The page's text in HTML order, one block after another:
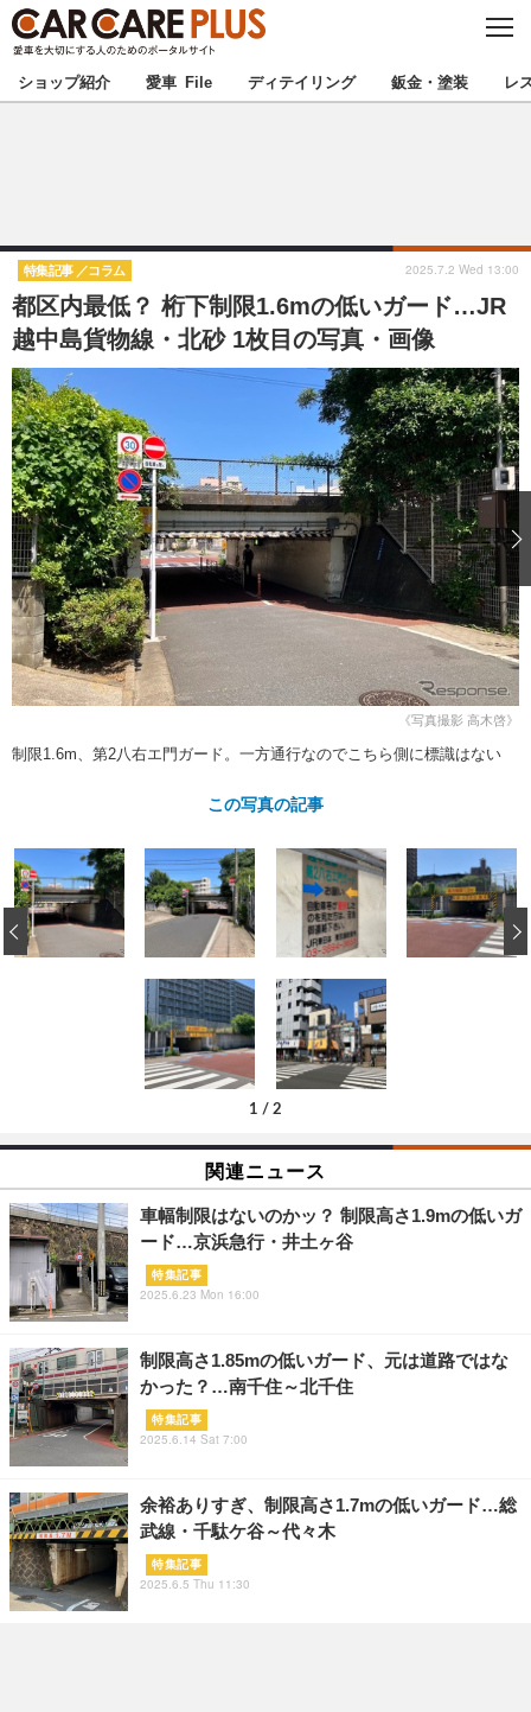
C
S
E
★カーケアプラス認定★ 厳選プロショップを地域から探す
甲信越 北陸
東海 関西
中国 四国
九州 沖縄
注目の記事
ショップレポート 愛車 File
自動車豆知識 ストップ！不具合修理＆粗悪修理
鈑金・塗装
ディテイリング
ディテイリング 洗車
ヘッドライト磨き コーティング
フィルム・ラッピング
鈑金・塗装
小キズ直し 防錆
特集記事
ストップ 不具合修理＆粗悪修理
カーメーカー「旧車」関連プロジェ
クト
コラム
ショップ紹介
ショップ紹介 愛車 File ディテイリング 鈑金・塗装 レ
都区内最低？ 桁下制限1.6mの低いガード…JR
越中島貨物線・北砂 1枚目の写真・画像
特集記事 コラム 2025.7.2 Wed 13:00
《写真撮影 高木啓》
制限1.6m、第2八右エ門ガード。一方通行なのでこちら側に標識はない
この写真の記事
1 / 2
‹
関連ニュース
車幅制限はないのかッ？ 制限高さ1.9mの低いガ
ード…京浜急行・井土ヶ谷
特集記事
2025.6.23 Mon 16:00
制限高さ1.85mの低いガード、元は道路ではな
かった？…南千住～北千住
特集記事
2025.6.14 Sat 7:00
余裕ありすぎ、制限高さ1.7mの低いガード…総
武線・千駄ケ谷～代々木
特集記事
2025.6.5 Thu 11:30